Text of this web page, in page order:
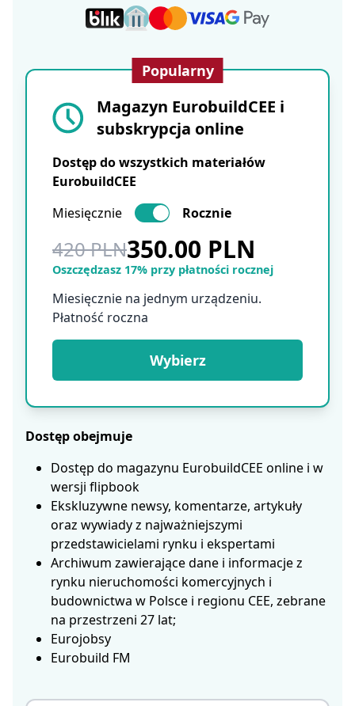
Popularny
Magazyn EurobuildCEE i
subskrypcja online
Dostęp do wszystkich materiałów
EurobuildCEE
Miesięcznie
Rocznie
420 PLN350.00 PLN
Oszczędzasz 17% przy płatności rocznej
Miesięcznie na jednym urządzeniu.
Płatność roczna
Wybierz
Dostęp obejmuje
Dostęp do magazynu EurobuildCEE online i w
wersji flipbook
Ekskluzywne newsy, komentarze, artykuły
oraz wywiady z najważniejszymi
przedstawicielami rynku i ekspertami
Archiwum zawierające dane i informacje z
rynku nieruchomości komercyjnych i
budownictwa w Polsce i regionu CEE, zebrane
na przestrzeni 27 lat;
Eurojobsy
Eurobuild FM